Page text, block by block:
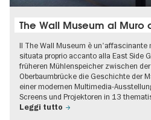
The Wall Museum al Muro
Il The Wall Museum è un'affascinante
situata proprio accanto alla East Side
früheren Mühlenspeicher zwischen
Oberbaumbrücke die Geschichte der
einer modernen Multimedia-
Screens und Projektoren in 13
Leggi tutto